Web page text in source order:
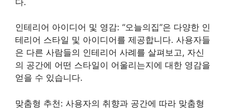
인테리어 아이디어 및 영감: “오늘의집”은 다양한 인
테리어 스타일 및 아이디어를 제공합니다. 사용자들
은 다른 사람들의 인테리어 사례를 살펴보고, 자신
의 공간에 어떤 스타일이 어울리는지에 대한 영감을
얻을 수 있습니다.
맞춤형 추천: 사용자의 취향과 공간에 따라 맞춤형